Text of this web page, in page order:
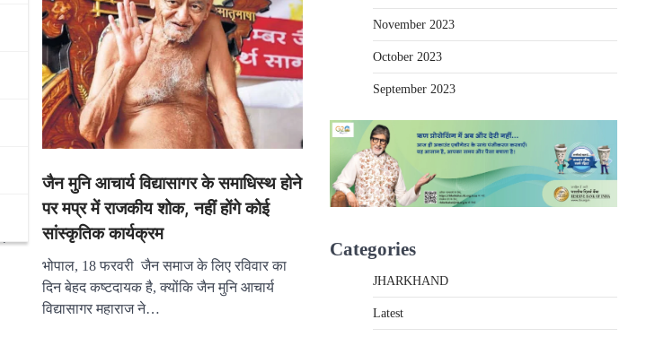
जैन मुनि आचार्य विद्यासागर के समाधिस्थ होने
पर मप्र में राजकीय शोक, नहीं होंगे कोई
सांस्कृतिक कार्यक्रम
भोपाल, 18 फरवरी जैन समाज के लिए रविवार का
दिन बेहद कष्टदायक है, क्योंकि जैन मुनि आचार्य
विद्यासागर महाराज ने…
November 2023
October 2023
September 2023
Categories
JHARKHAND
Latest